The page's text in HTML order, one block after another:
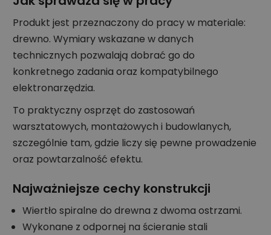
Produkt jest przeznaczony do pracy w materiale:
drewno. Wymiary wskazane w danych
technicznych pozwalają dobrać go do
konkretnego zadania oraz kompatybilnego
elektronarzędzia.
To praktyczny osprzęt do zastosowań
warsztatowych, montażowych i budowlanych,
szczególnie tam, gdzie liczy się pewne prowadzenie
oraz powtarzalność efektu.
Najważniejsze cechy konstrukcji
Wiertło spiralne do drewna z dwoma ostrzami.
Wykonane z odpornej na ścieranie stali